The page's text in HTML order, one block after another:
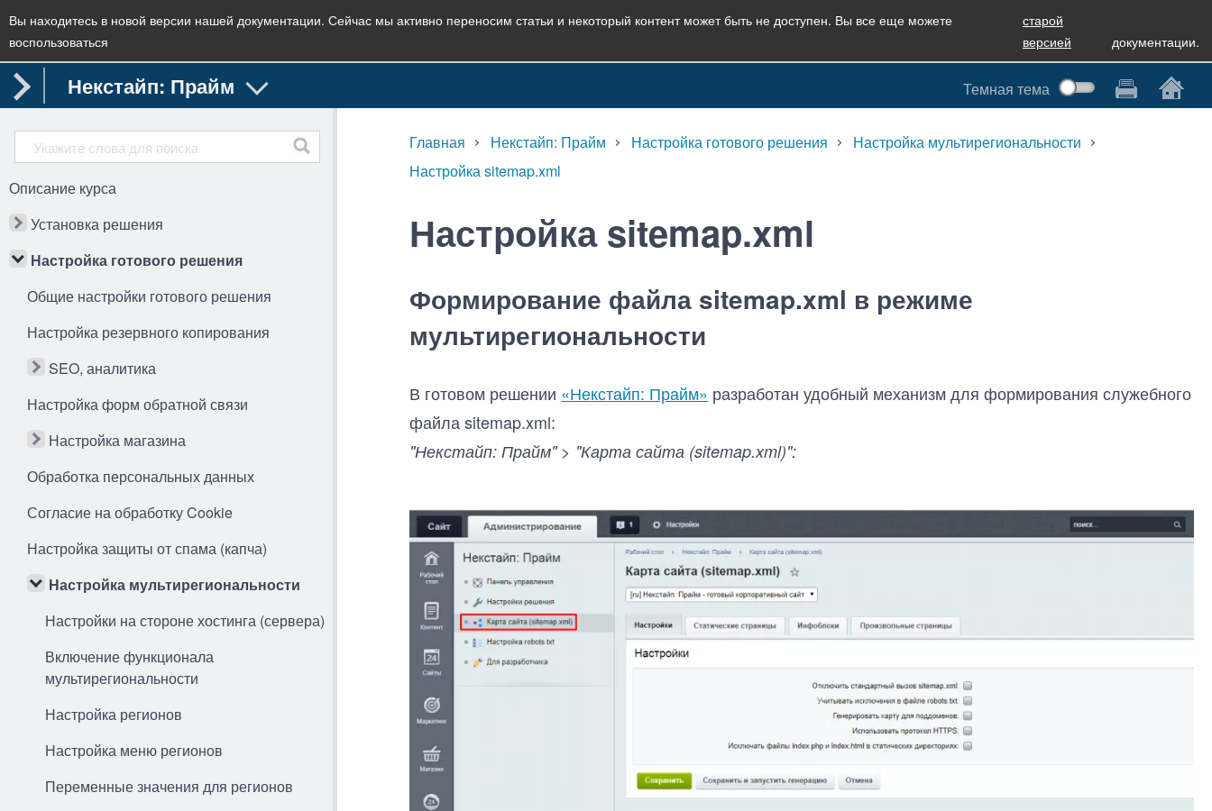
Вы находитесь в новой версии нашей документации. Сейчас мы активно переносим статьи и некоторый контент может быть не доступен. Вы все еще можете
воспользоваться
старой
версией
документации.
Некстайп: Прайм Темная тема
Описание курса
Установка решения
Настройка готового решения
Общие настройки готового решения
Настройка резервного копирования
SEO, аналитика
Настройка форм обратной связи
Настройка магазина
Обработка персональных данных
Согласие на обработку Cookie
Настройка защиты от спама (капча)
Настройка мультирегиональности
Настройки на стороне хостинга (сервера)
Включение функционала
мультирегиональности
Настройка регионов
Настройка меню регионов
Переменные значения для регионов
Главная Некстайп: Прайм Настройка готового решения
Настройка мультирегиональности
Настройка sitemap.xml
Настройка sitemap.xml
Формирование файла sitemap.xml в режиме
мультирегиональности
В готовом решении «Некстайп: Прайм» разработан удобный механизм для формирования служебного
файла sitemap.xml:
"Некстайп: Прайм" > "Карта сайта (sitemap.xml)":